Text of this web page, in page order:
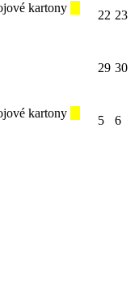
kartony
22 23
29 30
kartony
5 6